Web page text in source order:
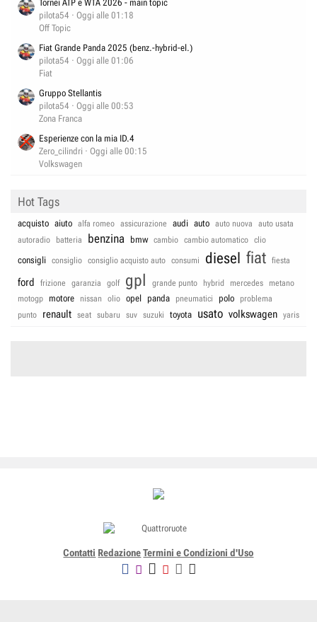
Tornei ATP e WTA 2026 - main topic
pilota54
Oggi alle 01:18
Off Topic
Fiat Grande Panda 2025 (benz.-hybrid-el.)
pilota54
Oggi alle 01:06
Fiat
Gruppo Stellantis
pilota54
Oggi alle 00:53
Zona Franca
Esperienze con la mia ID.4
Zero_cilindri
Oggi alle 00:15
Volkswagen
Hot Tags
acquisto aiuto alfa romeo assicurazione audi auto auto nuova
auto usata
autoradio
batteria benzina bmw cambio cambio automatico clio
consigli consiglio consiglio acquisto auto consumi diesel fiat fiesta
ford frizione garanzia golf gpl grande punto hybrid mercedes
metano
motogp
motore nissan olio opel panda pneumatici polo
problema
punto
renault seat subaru suv suzuki toyota usato volkswagen yaris
Contatti Redazione Termini e Condizioni d'Uso